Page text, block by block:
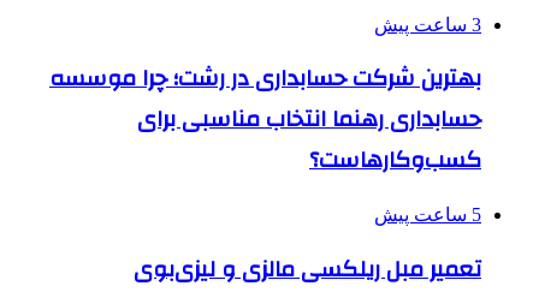
3 ساعت پیش
بهترین شرکت حسابداری در رشت؛ چرا موسسه
حسابداری رهنما انتخاب مناسبی برای
کسب‌وکارهاست؟
5 ساعت پیش
تعمیر مبل ریلکسی مالزی و لیزی‌بوی